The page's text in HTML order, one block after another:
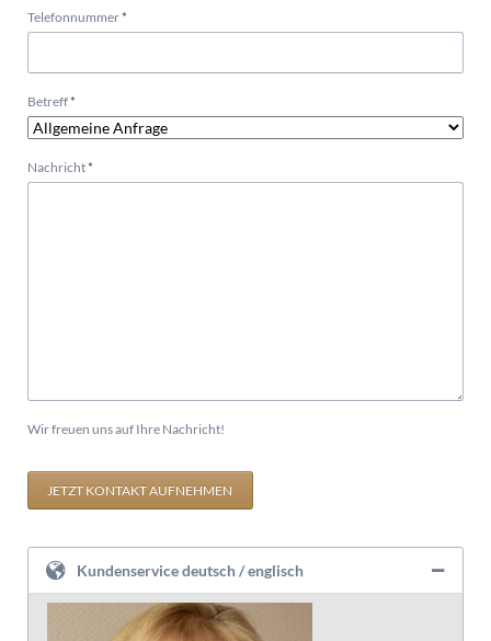
Pflichtfeld
Telefonnummer*
Pflichtfeld
Betreff*
Pflichtfeld
Nachricht*
Wir freuen uns auf Ihre Nachricht!
JETZT KONTAKT AUFNEHMEN
Kundenservice deutsch / englisch